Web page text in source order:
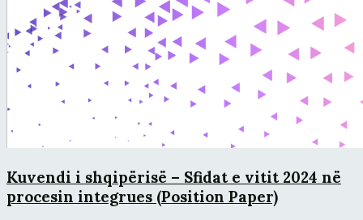
Kuvendi i shqipërisë – Sfidat e vitit 2024 në
procesin integrues (Position Paper)